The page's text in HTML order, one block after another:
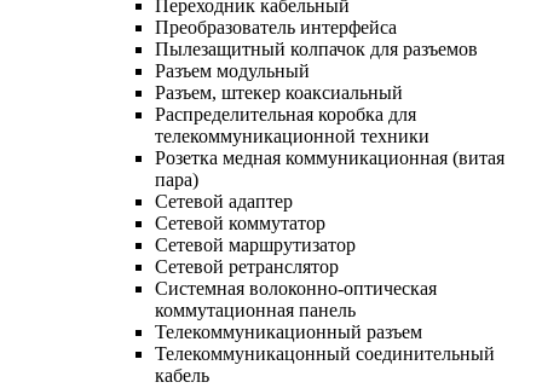
Переходник кабельный
Преобразователь интерфейса
Пылезащитный колпачок для разъемов
Разъем модульный
Разъем, штекер коаксиальный
Распределительная коробка для
телекоммуникационной техники
Розетка медная коммуникационная (витая
пара)
Сетевой адаптер
Сетевой коммутатор
Сетевой маршрутизатор
Сетевой ретранслятор
Системная волоконно-оптическая
коммутационная панель
Телекоммуникационный разъем
Телекоммуникацонный соединительный
кабель